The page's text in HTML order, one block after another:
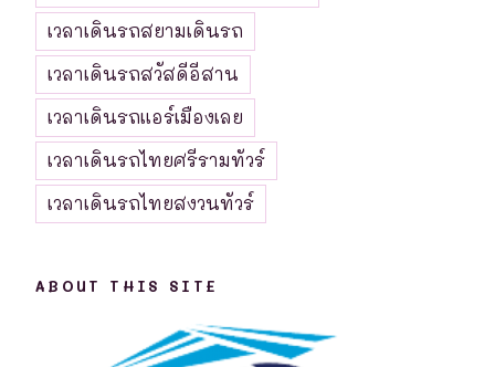
เวลาเดินรถสยามเดินรถ
เวลาเดินรถสวัสดีอีสาน
เวลาเดินรถแอร์เมืองเลย
เวลาเดินรถไทยศรีรามทัวร์
เวลาเดินรถไทยสงวนทัวร์
ABOUT THIS SITE